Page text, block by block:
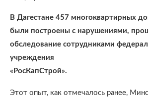
В Дагестане 457 многоквартирных
были построены с нарушениями,
обследование сотрудниками
учреждения
«РосКапСтрой».
Этот опыт, как отмечалось ранее,